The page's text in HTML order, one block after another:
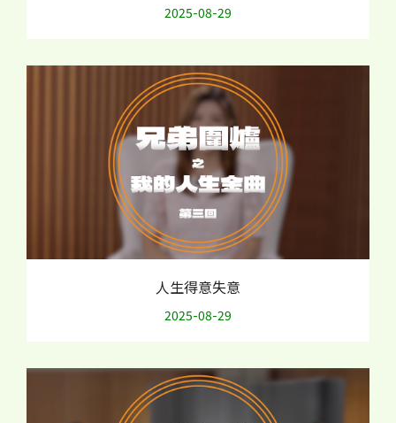
2025-08-29
人生得意失意
2025-08-29